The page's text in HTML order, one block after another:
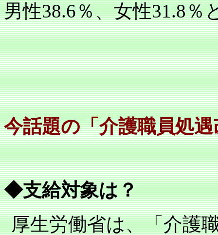
男性38.6％、女性31.8％
今話題の「介護職員処
◆支給対象は？
厚生労働省は、「介護